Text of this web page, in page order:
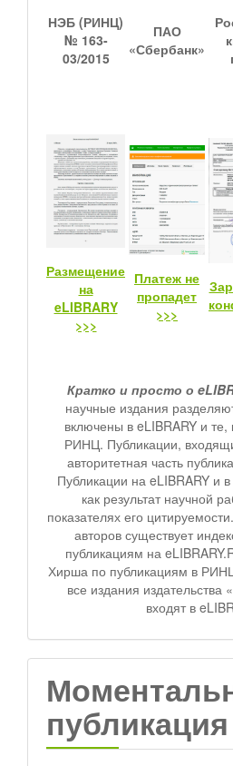
НЭБ (РИНЦ)
№ 163-
03/2015
ПАО
«Сбербанк»
Размещение
на
eLIBRARY
>>>
Платеж не
пропадет
>>>
Кратко и просто о
научные издания
включены в eLIBRARY и
РИНЦ. Публикации,
авторитетная часть
Публикации на eLIBRARY и
как результат научной
показателях его
авторов существует
публикациям на
Хирша по публикациям в
все издания
входят в
публикация